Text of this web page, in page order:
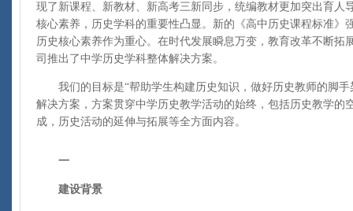
现了新课程、新教材、新高考三新同步，统编教材更加突出育人
核心素养，历史学科的重要性凸显。新的《高中历史课程标准》
历史核心素养作为重心。在时代发展瞬息万变，教育改革不断拓
司推出了中学历史学科整体解决方案。
我们的目标是“帮助学生构建历史知识，做好历史教师的脚手
解决方案，方案贯穿中学历史教学活动的始终，包括历史教学的
成，历史活动的延伸与拓展等全方面内容。
一
建设背景